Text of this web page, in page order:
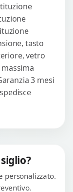
tasto
vetro
3 mesi
personalizzato.